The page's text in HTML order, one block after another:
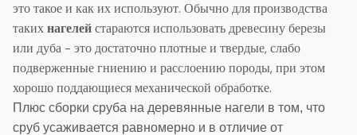
это такое и как их используют. Обычно для производства
такихнагелейстараются использовать древесину березы
или дуба - это достаточно плотные и твердые, слабо
подверженные гниению и расслоению породы, при этом
хорошо поддающиеся механической обработке.
Плюс сборки сруба на деревянные нагели в том, что
сруб усаживается равномерно и в отличие от